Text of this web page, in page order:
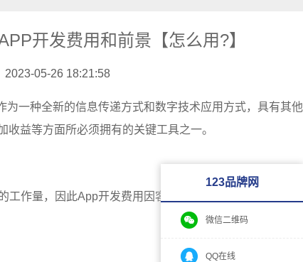
开发费用和前景【怎么用?】
2023-05-26 18:21:58
一种全新的信息传递方式和数字技术应用方式，具有其
益等方面所必须拥有的关键工具之一。
作量，因此App开发费用因客户需求不同而变化。但总
123品牌网
微信二维码
QQ在线